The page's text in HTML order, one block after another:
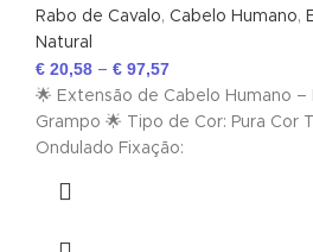
Rabo de Cavalo, Cabelo Humano,
Natural
€ 20,58 – € 97,57
🌟 Extensão de Cabelo Humano –
Grampo 🌟 Tipo de Cor: Pura Cor
Ondulado Fixação: